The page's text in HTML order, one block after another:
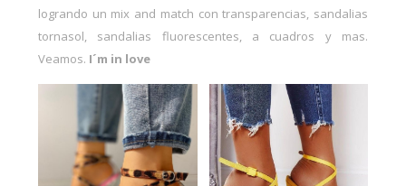
logrando un mix and match con transparencias, sandalias
tornasol, sandalias fluorescentes, a cuadros y mas.
Veamos. I´m in love